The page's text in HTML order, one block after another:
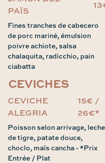
PAÏS
Fines tranches de cabecero
de porc mariné, émulsion
poivre achiote, salsa
chalaquita, radicchio, pain
ciabatta
CEVICHES
CEVICHE
ALEGRIA
15€ /
26€*
Poisson selon arrivage, leche
de tigre, patate douce,
choclo, maïs cancha - *Prix
Entrée / Plat